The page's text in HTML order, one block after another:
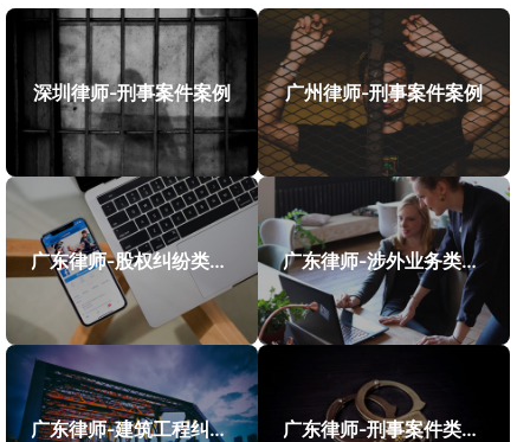
深圳律师-刑事案件案例 广州律师-刑事案件案例
广东律师-股权纠纷类案件案例 广东律师-涉外业务类案件案例
广东律师-建筑工程纠纷类案件案例 广东律师-刑事案件类案例